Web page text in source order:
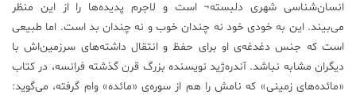
انسان‌شناسی شهری دلبسته¬ است و لاجرم پدیده‌ها را از این منظر
می‌بیند. این به خودی خود نه چندان خوب و نه چندان بد است. اما طبیعی
است که جنس دغدغه‌ی او برای حفظ و انتقال داشته‌های سرزمین‌اش با
دیگران مشابه نباشد. آندره‌ژید نویسنده بزرگ قرن گذشته فرانسه، در کتاب
«مائده‌های زمینی» که نامش را هم از سوره‌ی «مائده» وام گرفته، می‌گوید: